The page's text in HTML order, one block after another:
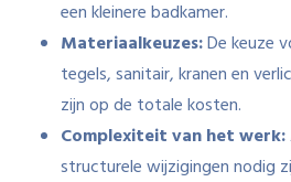
een kleinere badkamer.
Materiaalkeuzes:De keuze
tegels, sanitair, kranen en
zijn op de totale kosten.
Complexiteit van het werk:
structurele wijzigingen nodig